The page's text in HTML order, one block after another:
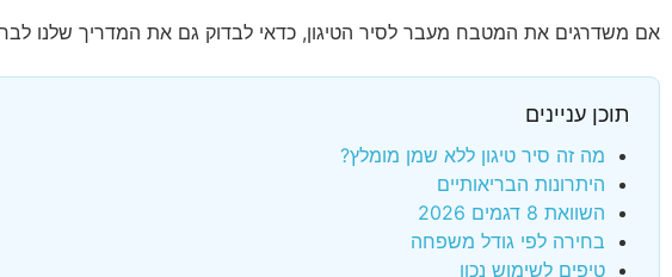
אם משדרגים את המטבח מעבר לסיר הטיגון, כדאי לבדוק גם את המדריך שלנו
תוכן עניינים
מה זה סיר טיגון ללא שמן מומלץ?
היתרונות הבריאותיים
השוואת 8 דגמים 2026
בחירה לפי גודל משפחה
טיפים לשימוש נכון